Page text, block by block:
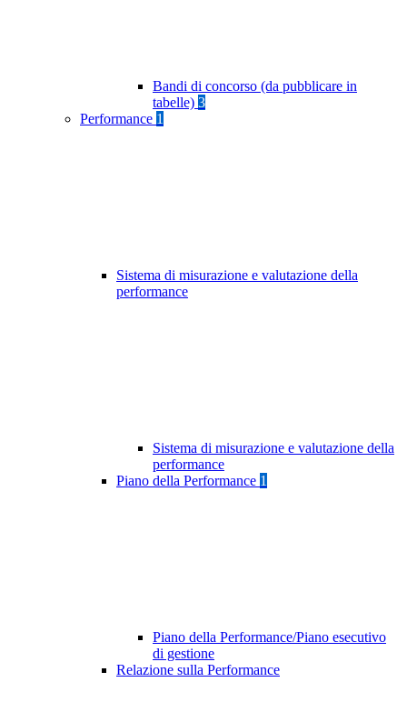
Bandi di concorso (da pubblicare in
tabelle) 3
Performance 1
Sistema di misurazione e valutazione della
performance
Sistema di misurazione e valutazione della
performance
Piano della Performance 1
Piano della Performance/Piano esecutivo
di gestione
Relazione sulla Performance